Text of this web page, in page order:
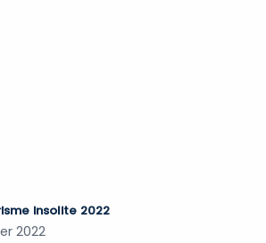
insolite 2022
2022